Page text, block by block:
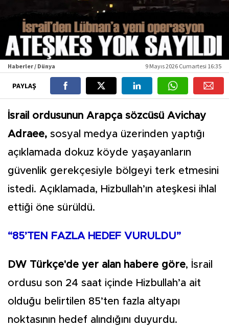
Haberler / Dünya 9 Mayıs 2026 Cumartesi 16:35
PAYLAŞ
İsrail ordusunun Arapça sözcüsü Avichay
Adraee, sosyal medya üzerinden yaptığı
açıklamada dokuz köyde yaşayanların
güvenlik gerekçesiyle bölgeyi terk etmesini
istedi. Açıklamada, Hizbullah’ın ateşkesi ihlal
ettiği öne sürüldü.
“85’TEN FAZLA HEDEF VURULDU”
DW Türkçe'de yer alan habere göre, İsrail
ordusu son 24 saat içinde Hizbullah’a ait
olduğu belirtilen 85’ten fazla altyapı
noktasının hedef alındığını duyurdu.